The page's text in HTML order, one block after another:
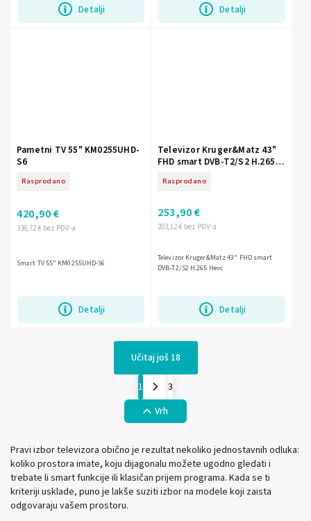
Detalji Detalji
Pametni TV 55" KM0255UHD-
S6
Rasprodano
336,72 € bez PDV-a
420,90 €
Detalji
Smart TV 55" KM0255UHD-S6
Televizor Kruger&Matz 43"
FHD smart DVB-T2/S2 H.265
Rasprodano
203,12 € bez PDV-a
253,90 €
Detalji
Televizor Kruger&Matz 43" FHD smart
DVB-T2/S2 H.265 Hevc
Učitaj još 18
1
3
Vrh
Pravi izbor televizora obično je rezultat nekoliko jednostavnih odluka:
koliko prostora imate, koju dijagonalu možete ugodno gledati i
trebate li smart funkcije ili klasičan prijem programa. Kada se ti
kriteriji usklade, puno je lakše suziti izbor na modele koji zaista
odgovaraju vašem prostoru.